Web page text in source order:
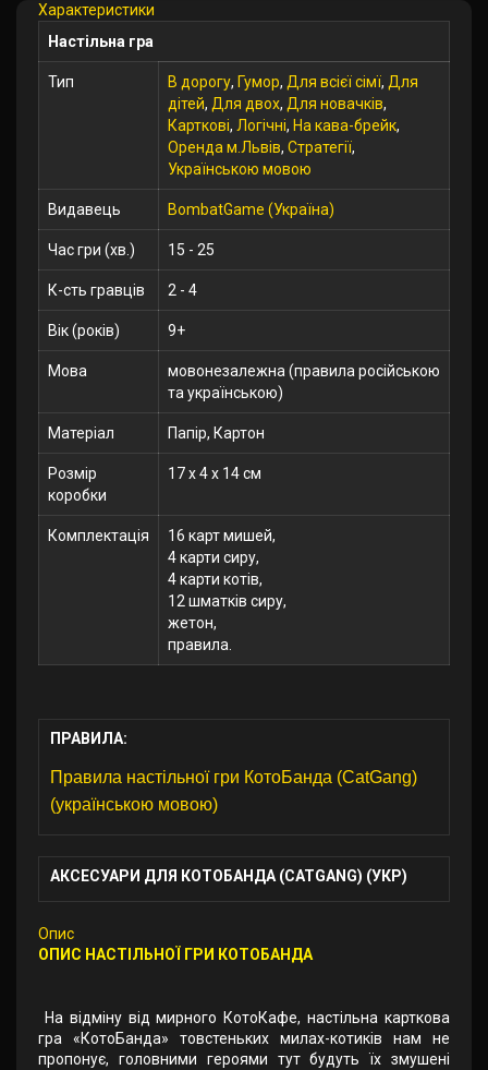
Характеристики
Настільна гра
Тип В дорогу, Гумор, Для всієї сімї, Для
дітей, Для двох, Для новачків,
Карткові, Логічні, На кава-брейк,
Оренда м.Львів, Стратегії,
Українською мовою
Видавець BombatGame (Україна)
Час гри (хв.) 15 - 25
К-сть гравців 2 - 4
Вік (років) 9+
Мова
мовонезалежна (правила російською
та українською)
Матеріал Папір, Картон
Розмір
коробки
17 x 4 x 14 см
Комплектація
16 карт мишей,
4 карти сиру,
4 карти котів,
12 шматків сиру,
жетон,
правила.
ПРАВИЛА:
Правила настільної гри КотоБанда (CatGang)
(українською мовою)
АКСЕСУАРИ ДЛЯ КОТОБАНДА (CATGANG) (УКР)
Опис
ОПИС НАСТІЛЬНОЇ ГРИ КОТОБАНДА
На відміну від мирного КотоКафе, настільна карткова
гра «КотоБанда» товстеньких милах-котиків нам не
пропонує, головними героями тут будуть їх змушені